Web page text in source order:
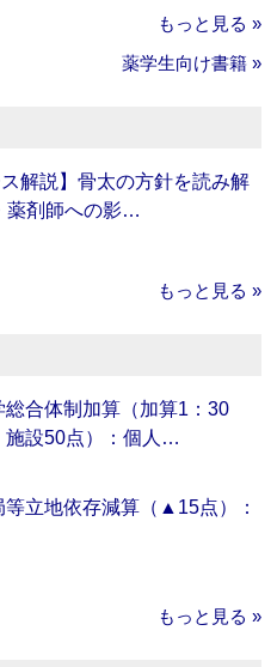
もっと見る »
薬学生向け書籍 »
解説】骨太の方針を読み解
薬剤師への影…
もっと見る »
総合体制加算（加算1：30
施設50点）：個人…
等立地依存減算（▲15点）：
もっと見る »